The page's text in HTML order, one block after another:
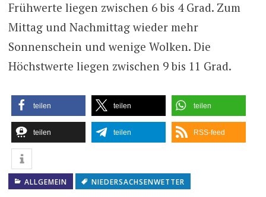
Frühwerte liegen zwischen 6 bis 4 Grad. Zum
Mittag und Nachmittag wieder mehr
Sonnenschein und wenige Wolken. Die
Höchstwerte liegen zwischen 9 bis 11 Grad.
teilen teilen teilen
teilen teilen RSS-feed
ALLGEMEIN NIEDERSACHSENWETTER